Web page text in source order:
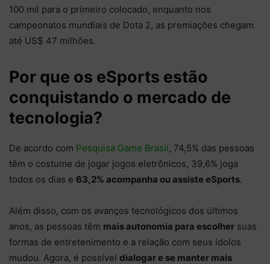
100 mil para o primeiro colocado, enquanto nos
campeonatos mundiais de Dota 2, as premiações chegam
até US$ 47 milhões.
Por que os eSports estão
conquistando o mercado de
tecnologia?
De acordo com Pesquisa Game Brasil, 74,5% das pessoas
têm o costume de jogar jogos eletrônicos, 39,6% joga
todos os dias e 63,2% acompanha ou assiste eSports.
Além disso, com os avanços tecnológicos dos últimos
anos, as pessoas têm mais autonomia para escolher suas
formas de entretenimento e a relação com seus ídolos
mudou. Agora, é possível dialogar e se manter mais